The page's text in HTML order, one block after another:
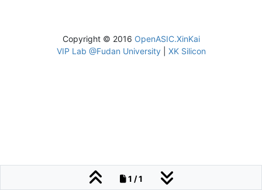
1 / 1
Copyright © 2016 OpenASIC.XinKai
VIP Lab @Fudan University| XK Silicon